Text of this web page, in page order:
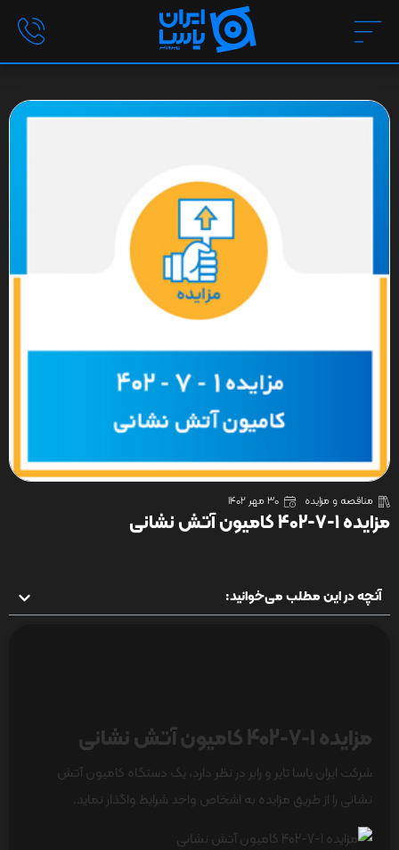
مناقصه و مزایده 30 مهر 1402
مزایده 1-7-402 کامیون آتش نشانی
آنچه در این مطلب می‌خوانید:
مزایده 1-7-402 کامیون آتش نشانی
شرکت ایران یاسا تایر و رابر در نظر دارد، یک دستگاه کامیون آتش
نشانی را از طریق مزایده به اشخاص واجد شرایط واگذار نماید.